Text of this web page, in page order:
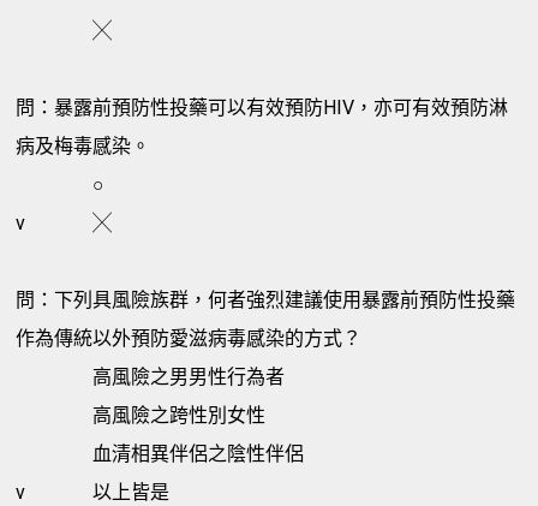
╳
問：暴露前預防性投藥可以有效預防HIV，亦可有效預防淋
病及梅毒感染。
○
v
╳
問：下列具風險族群，何者強烈建議使用暴露前預防性投藥
作為傳統以外預防愛滋病毒感染的方式？
高風險之男男性行為者
高風險之跨性別女性
血清相異伴侶之陰性伴侶
v
以上皆是